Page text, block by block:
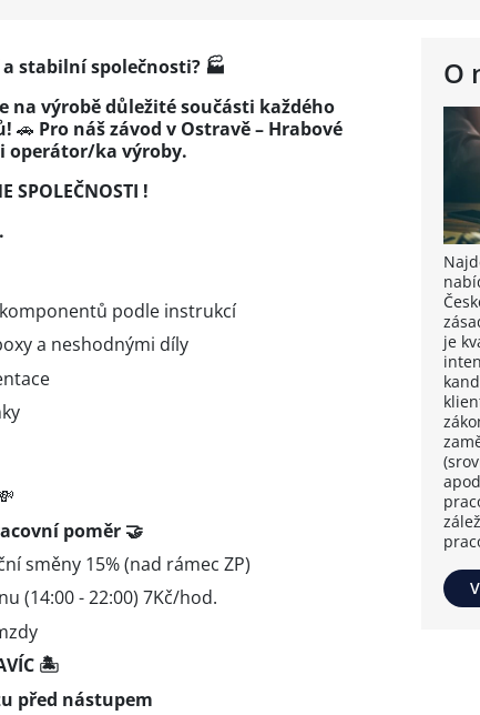
O
je
stabilní společnosti? 🏭
na výrobě důležité součásti každého
🚗 Pro náš závod v Ostravě – Hrabové
operátor/ka výroby.
SPOLEČNOSTI !
podle instrukcí
a neshodnými díly
poměr 🤝
směny 15% (nad rámec ZP)
(14:00 - 22:00) 7Kč/hod.
🏝️
před nástupem